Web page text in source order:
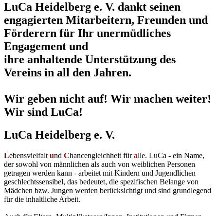
LuCa Heidelberg e. V. dankt seinen
engagierten Mitarbeitern, Freunden und
Förderern für Ihr unermüdliches
Engagement und
ihre anhaltende Unterstützung des
Vereins in all den Jahren.
Wir geben nicht auf! Wir machen weiter!
Wir sind LuCa!
LuCa Heidelberg e. V.
Lebensvielfalt und Chancengleichheit füralle. LuCa - ein Name,
der sowohl von männlichen als auch von weiblichen Personen
getragen werden kann - arbeitet mit Kindern und Jugendlichen
geschlechtssensibel, das bedeutet, die spezifischen Belange von
Mädchen bzw. Jungen werden berücksichtigt und sind grundlegend
für die inhaltliche Arbeit.